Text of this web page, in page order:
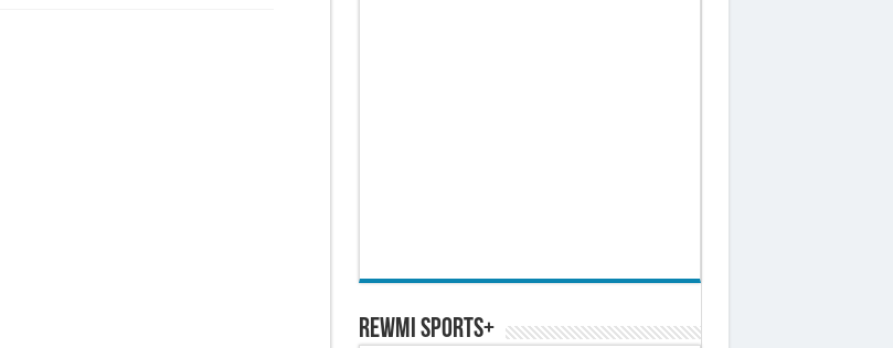
REWMI SPORTS+